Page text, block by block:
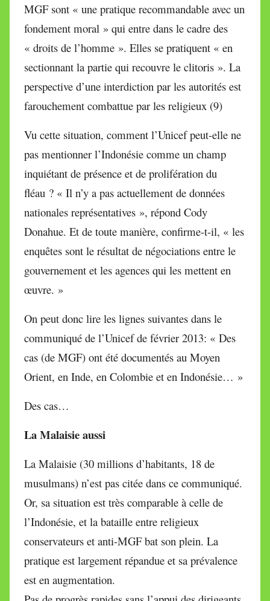
MGF sont « une pratique recommandable avec un
fondement moral » qui entre dans le cadre des
« droits de l’homme ». Elles se pratiquent « en
sectionnant la partie qui recouvre le clitoris ». La
perspective d’une interdiction par les autorités est
farouchement combattue par les religieux (9)
Vu cette situation, comment l’Unicef peut-elle ne
pas mentionner l’Indonésie comme un champ
inquiétant de présence et de prolifération du
fléau ? « Il n’y a pas actuellement de données
nationales représentatives », répond Cody
Donahue. Et de toute manière, confirme-t-il, « les
enquêtes sont le résultat de négociations entre le
gouvernement et les agences qui les mettent en
œuvre. »
On peut donc lire les lignes suivantes dans le
communiqué de l’Unicef de février 2013: « Des
cas (de MGF) ont été documentés au Moyen
Orient, en Inde, en Colombie et en Indonésie… »
Des cas…
La Malaisie aussi
La Malaisie (30 millions d’habitants, 18 de
musulmans) n’est pas citée dans ce communiqué.
Or, sa situation est très comparable à celle de
l’Indonésie, et la bataille entre religieux
conservateurs et anti-MGF bat son plein. La
pratique est largement répandue et sa prévalence
est en augmentation.